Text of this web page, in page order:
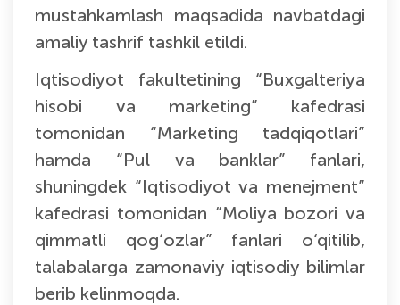
mustahkamlash maqsadida navbatdagi
amaliy tashrif tashkil etildi.
Iqtisodiyot fakultetining “Buxgalteriya
hisobi va marketing” kafedrasi
tomonidan “Marketing tadqiqotlari”
hamda “Pul va banklar” fanlari,
shuningdek “Iqtisodiyot va menejment”
kafedrasi tomonidan “Moliya bozori va
qimmatli qog‘ozlar” fanlari o‘qitilib,
talabalarga zamonaviy iqtisodiy bilimlar
berib kelinmoqda.